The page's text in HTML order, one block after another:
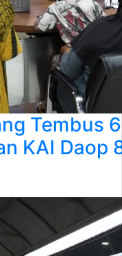
Tembus
KAI Daop